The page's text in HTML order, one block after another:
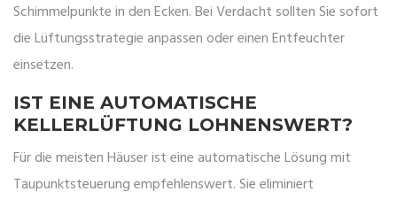
Schimmelpunkte in den Ecken. Bei Verdacht sollten Sie sofort
die Lüftungsstrategie anpassen oder einen Entfeuchter
einsetzen.
IST EINE AUTOMATISCHE
KELLERLÜFTUNG LOHNENSWERT?
Für die meisten Häuser ist eine automatische Lösung mit
Taupunktsteuerung empfehlenswert. Sie eliminiert